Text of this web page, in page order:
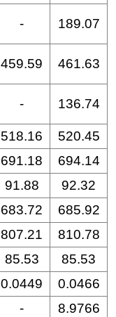
- 189.07
459.59 461.63
- 136.74
518.16
520.45
691.18
694.14
91.88
92.32
683.72
685.92
807.21
810.78
85.53
85.53
0.0449
0.0466
-
8.9766